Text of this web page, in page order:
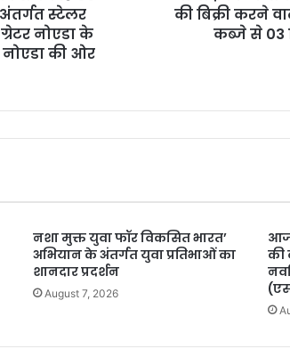
स्टेलर
नोएडा के
नोएडा की ओर
की बिक्री करने
कब्जे से 03
नशा मुक्त युवा फॉर विकसित भारत’
अभियान के अंतर्गत युवा प्रतिभाओं का
शानदार प्रदर्शन
August 7, 2026
आज
की